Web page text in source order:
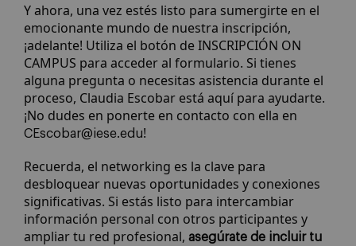
Y ahora, una vez estés listo para sumergirte en el
emocionante mundo de nuestra inscripción,
¡adelante! Utiliza el botón de INSCRIPCIÓN ON
CAMPUS para acceder al formulario. Si tienes
alguna pregunta o necesitas asistencia durante el
proceso, Claudia Escobar está aquí para ayudarte.
¡No dudes en ponerte en contacto con ella en
CEscobar@iese.edu!
Recuerda, el networking es la clave para
desbloquear nuevas oportunidades y conexiones
significativas. Si estás listo para intercambiar
información personal con otros participantes y
ampliar tu red profesional, asegúrate de incluir tu